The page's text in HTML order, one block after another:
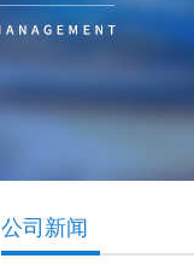
公司新闻